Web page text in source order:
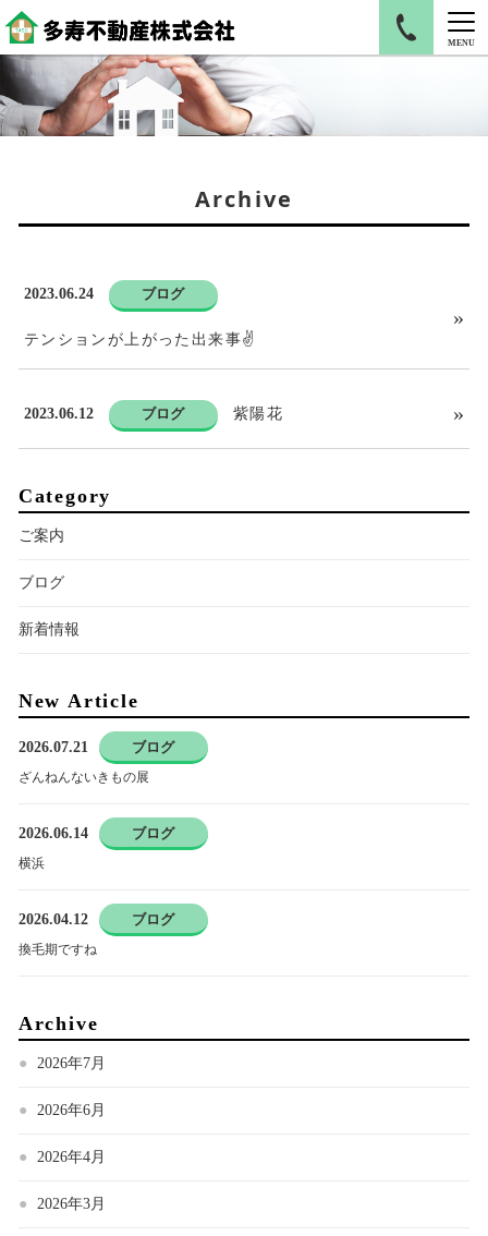
MENU
Archive
2023.06.24 ブログ
テンションが上がった出来事✌
2023.06.12 ブログ 紫陽花
Category
ご案内
ブログ
新着情報
New Article
2026.07.21 ブログ
ざんねんないきもの展
2026.06.14 ブログ
横浜
2026.04.12 ブログ
換毛期ですね
Archive
2026年7月
2026年6月
2026年4月
2026年3月